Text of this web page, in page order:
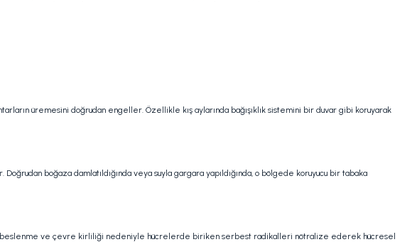
üremesini doğrudan engeller. Özellikle kış aylarında bağışıklık sistemini bir duvar gibi koruyarak
boğaza damlatıldığında veya suyla gargara yapıldığında, o bölgede koruyucu bir tabaka
beslenme ve çevre kirliliği nedeniyle hücrelerde biriken serbest radikalleri nötralize ederek hücresel